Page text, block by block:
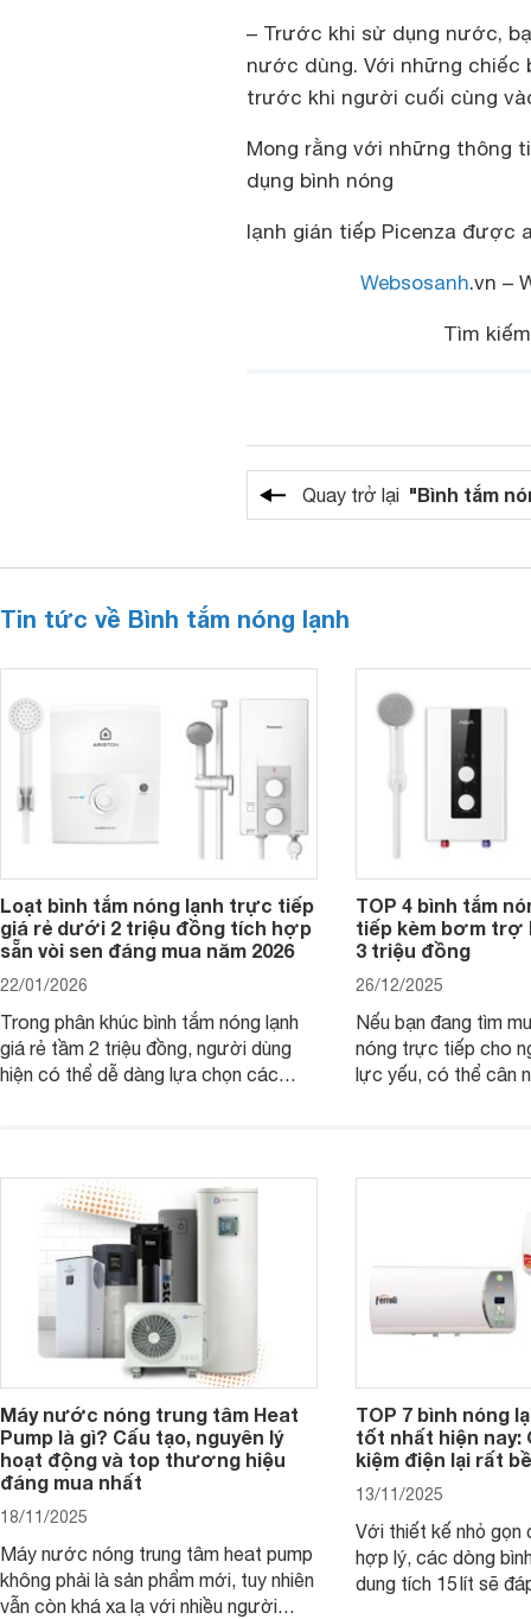
– Trước khi sử dụng nước,
nước dùng. Với những chiếc
trước khi người cuối cùng
Mong rằng với những thông
dụng bình nóng
lạnh gián tiếp Picenza được
Websosanh.vn –
Tìm
Quay trở lại "Bình tắm
Tin tức về Bình tắm nóng lạnh
Loạt bình tắm nóng lạnh trực tiếp
giá rẻ dưới 2 triệu đồng tích hợp
sẵn vòi sen đáng mua năm 2026
22/01/2026
Trong phân khúc bình tắm nóng lạnh
giá rẻ tầm 2 triệu đồng, người dùng
hiện có thể dễ dàng lựa chọn các
cơ bản, đáp ứng tốt nhu cầu sử dụng
nước nóng hằng ngày của gia đình.
TOP 4 bình tắm
tiếp kèm bơm
3 triệu đồng
26/12/2025
Nếu bạn đang tìm
nóng trực tiếp cho
lực yếu, có thể cân
đồng.
Máy nước nóng trung tâm Heat
Pump là gì? Cấu tạo, nguyên lý
hoạt động và top thương hiệu
đáng mua nhất
18/11/2025
Máy nước nóng trung tâm heat pump
không phải là sản phẩm mới, tuy nhiên
vẫn còn khá xa lạ với nhiều người
TOP 7 bình nóng
tốt nhất hiện nay:
kiệm điện lại rất
13/11/2025
Với thiết kế nhỏ gọn
hợp lý, các dòng
dung tích 15 lít sẽ